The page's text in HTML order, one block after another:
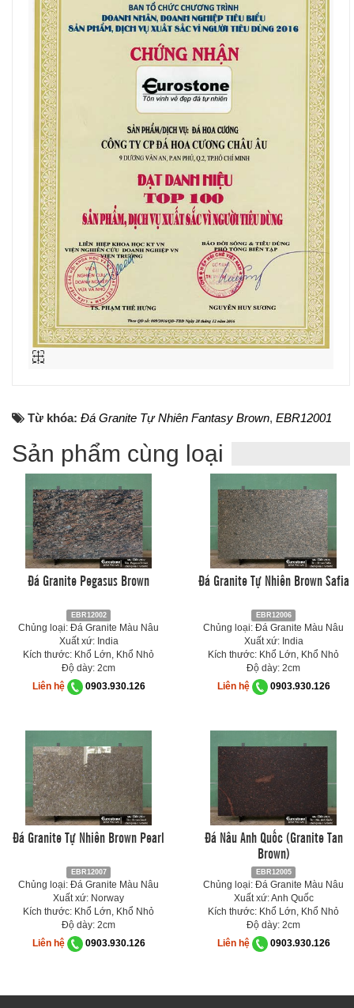
Từ khóa: Đá Granite Tự Nhiên Fantasy Brown, EBR12001
Sản phẩm cùng loại
Đá Granite Pegasus Brown
EBR12002
Chủng loại: Đá Granite Màu Nâu
Xuất xứ: India
Kích thước: Khổ Lớn, Khổ Nhỏ
Độ dày: 2cm
Liên hệ
0903.930.126
Đá Granite Tự Nhiên Brown Safia
EBR12006
Chủng loại: Đá Granite Màu Nâu
Xuất xứ: India
Kích thước: Khổ Lớn, Khổ Nhỏ
Độ dày: 2cm
Liên hệ
0903.930.126
Đá Granite Tự Nhiên Brown Pearl
EBR12007
Chủng loại: Đá Granite Màu Nâu
Xuất xứ: Norway
Kích thước: Khổ Lớn, Khổ Nhỏ
Độ dày: 2cm
Liên hệ
0903.930.126
Đá Nâu Anh Quốc (Granite Tan
Brown)
EBR12005
Chủng loại: Đá Granite Màu Nâu
Xuất xứ: Anh Quốc
Kích thước: Khổ Lớn, Khổ Nhỏ
Độ dày: 2cm
Liên hệ
0903.930.126